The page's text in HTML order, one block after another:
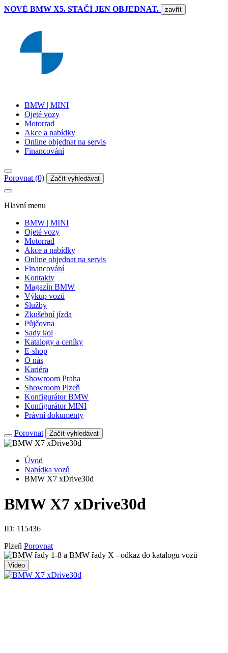
NOVÉ BMW X5. STAČÍ JEN OBJEDNAT. zavřít
BMW | MINI
Ojeté vozy
Motorrad
Akce a nabídky
Online objednat na servis
Financování
Porovnat (0) Začít vyhledávat
Hlavní menu
BMW | MINI
Ojeté vozy
Motorrad
Akce a nabídky
Online objednat na servis
Financování
Kontakty
Magazín BMW
Výkup vozů
Služby
Zkušební jízda
Půjčovna
Sady kol
Katalogy a ceníky
E-shop
O nás
Kariéra
Showroom Praha
Showroom Plzeň
Konfigurátor BMW
Konfigurátor MINI
Právní dokumenty
Porovnat Začít vyhledávat
Úvod
Nabídka vozů
BMW X7 xDrive30d
BMW X7 xDrive30d
ID: 115436
Plzeň Porovnat
Video